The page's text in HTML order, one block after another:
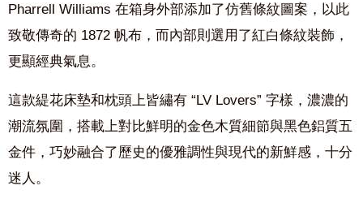
Pharrell Williams 在箱身外部添加了仿舊條紋圖案，以此
致敬傳奇的 1872 帆布，而內部則選用了紅白條紋裝飾，
更顯經典氣息。
這款緹花床墊和枕頭上皆繡有 “LV Lovers” 字樣，濃濃的
潮流氛圍，搭載上對比鮮明的金色木質細節與黑色鋁質五
金件，巧妙融合了歷史的優雅調性與現代的新鮮感，十分
迷人。